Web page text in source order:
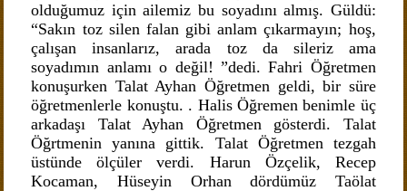
olduğumuz için ailemiz bu soyadını almış. Güldü:
“Sakın toz silen falan gibi anlam çıkarmayın; hoş,
çalışan insanlarız, arada toz da sileriz ama
soyadımın anlamı o değil! ”dedi. Fahri Öğretmen
konuşurken Talat Ayhan Öğretmen geldi, bir süre
öğretmenlerle konuştu. . Halis Öğremen benimle üç
arkadaşı Talat Ayhan Öğretmen gösterdi. Talat
Öğrtmenin yanına gittik. Talat Öğretmen tezgah
üstünde ölçüler verdi. Harun Özçelik, Recep
Kocaman, Hüseyin Orhan dördümüz Taölat